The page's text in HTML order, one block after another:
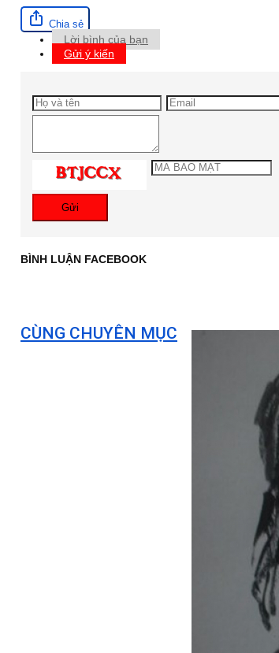
Chia sẻ
Lời bình của bạn
Gửi ý kiến
Gửi
BÌNH LUẬN FACEBOOK
CÙNG CHUYÊN MỤC